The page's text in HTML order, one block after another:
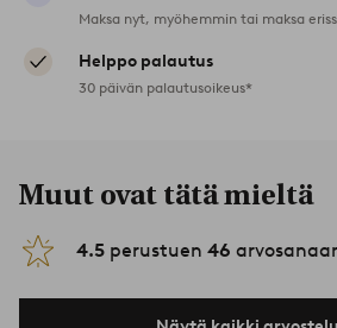
Maksa nyt, myöhemmin tai maksa
Helppo palautus
30 päivän palautusoikeus*
Muut ovat tätä mieltä
4.5 perustuen 46